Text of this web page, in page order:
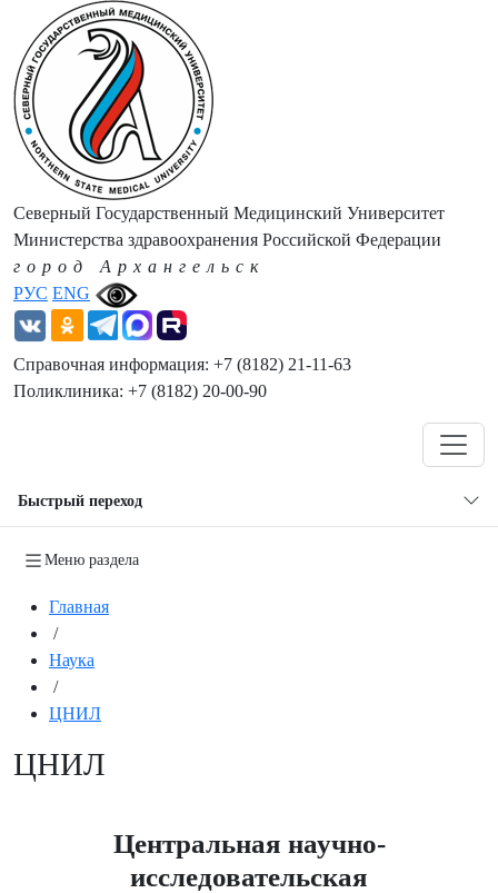
РУС ENG
Северный Государственный Медицинский Университет
Министерства здравоохранения Российской Федерации
город Архангельск
Справочная информация: +7 (8182) 21-11-63
Поликлиника: +7 (8182) 20-00-90
Быстрый переход
Меню раздела
Главная
/
Наука
/
ЦНИЛ
ЦНИЛ
Центральная научно-
исследовательская